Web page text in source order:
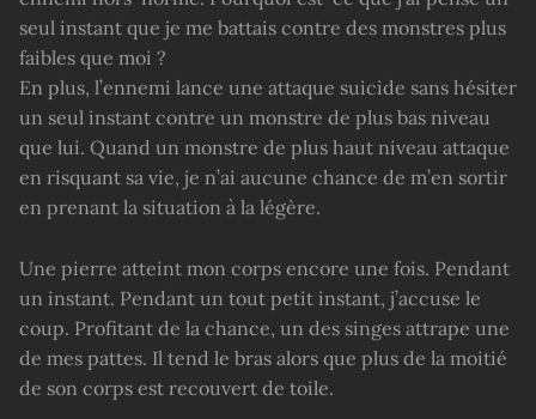
seul instant que je me battais contre des monstres plus
faibles que moi ?
En plus, l’ennemi lance une attaque suicide sans hésiter
un seul instant contre un monstre de plus bas niveau
que lui. Quand un monstre de plus haut niveau attaque
en risquant sa vie, je n’ai aucune chance de m’en sortir
en prenant la situation à la légère.
Une pierre atteint mon corps encore une fois. Pendant
un instant. Pendant un tout petit instant, j’accuse le
coup. Profitant de la chance, un des singes attrape une
de mes pattes. Il tend le bras alors que plus de la moitié
de son corps est recouvert de toile.